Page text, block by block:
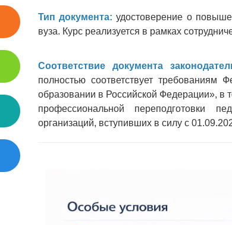
Тип документа:удостоверение о
вуза. Курс реализуется в рамках
Соответствие документа
полностью соответствует
образовании в Российской Федерации», в
профессиональной переподготовки
организаций, вступивших в силу с